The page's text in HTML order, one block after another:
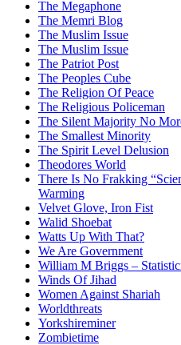
The Megaphone
The Memri Blog
The Muslim Issue
The Muslim Issue
The Patriot Post
The Peoples Cube
The Religion Of Peace
The Religious Policeman
The Silent Majority No
The Smallest Minority
The Spirit Level Delusion
Theodores World
There Is No Frakking
Warming
Velvet Glove, Iron Fist
Walid Shoebat
Watts Up With That?
We Are Government
William M Briggs –
Winds Of Jihad
Women Against Shariah
Worldthreats
Yorkshireminer
Zombietime